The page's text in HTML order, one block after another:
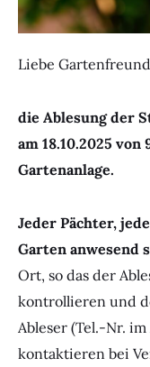
Liebe
die Ablesung der
am 18.10.2025
Gartenanlage.
Jeder Pächter,
Garten anwesend
Ort, so das der
kontrollieren und
Ableser (Tel.-Nr.
kontaktieren bei